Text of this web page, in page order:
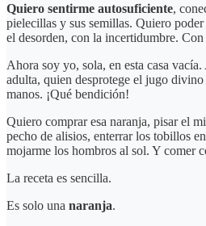
Quiero sentirme autosuficiente,
pielecillas y sus semillas. Quiero
el desorden, con la incertidumbre.
Ahora soy yo, sola, en esta casa
adulta, quien desprotege el jugo
manos. ¡Qué bendición!
Quiero comprar esa naranja, pisar el
pecho de alisios, enterrar los tobillos
mojarme los hombros al sol. Y comer
La receta es sencilla.
Es solo una naranja.